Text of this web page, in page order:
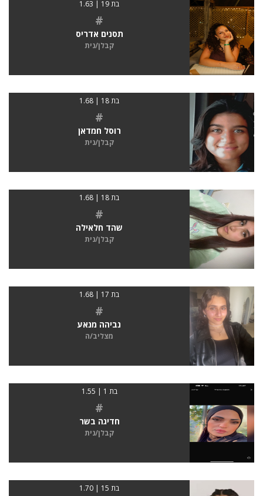
בת 19 | 1.63
#
תסנים אדריס
קבלן/נית
בת 18 | 1.68
#
רוסל חמדאן
קבלן/נית
בת 18 | 1.68
#
שהד חלאילה
קבלן/נית
בת 17 | 1.68
#
נביהה מנאע
מצליב/ה
בת 1 | 1.55
#
חדיגה בשר
קבלן/נית
בת 15 | 1.70